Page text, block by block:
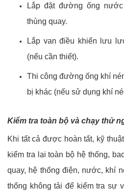
Lắp đặt đường ống
thùng quay.
Lắp van điều khiển lưu
(nếu cần thiết).
Thi công đường ống khí
bị khác (nếu sử dụng khí
Kiểm tra toàn bộ và chạy thử
Khi tất cả được hoàn tất, kỹ
kiểm tra lại toàn bộ hệ thống,
quay, hệ thống điện, nước, khí
thống không tải để kiểm tra sự